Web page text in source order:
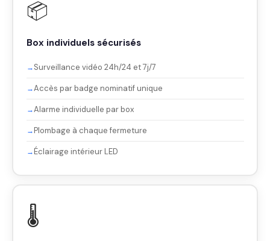
📦
Box individuels sécurisés
Surveillance vidéo 24h/24 et 7j/7
Accès par badge nominatif unique
Alarme individuelle par box
Plombage à chaque fermeture
Éclairage intérieur LED
🌡️